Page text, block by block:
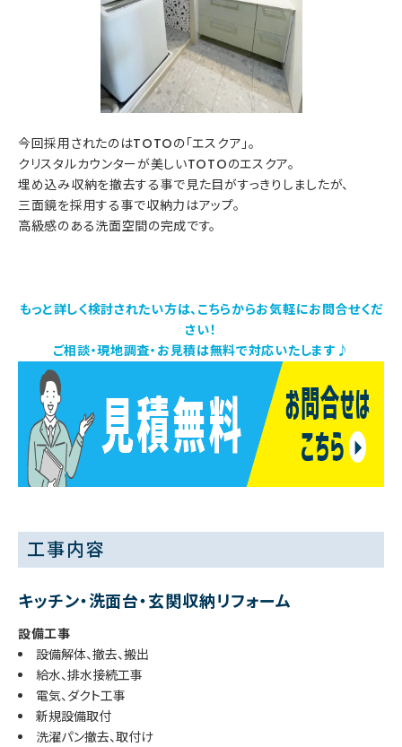
今回採用されたのはTOTOの「エスクア」。
クリスタルカウンターが美しいTOTOのエスクア。
埋め込み収納を撤去する事で見た目がすっきりしましたが、
三面鏡を採用する事で収納力はアップ。
高級感のある洗面空間の完成です。
もっと詳しく検討されたい方は、こちらからお気軽にお問合せくだ
さい！
ご相談・現地調査・お見積は無料で対応いたします♪
工事内容
キッチン・洗面台・玄関収納リフォーム
設備工事
設備解体、撤去、搬出
給水、排水接続工事
電気、ダクト工事
新規設備取付
洗濯パン撤去、取付け